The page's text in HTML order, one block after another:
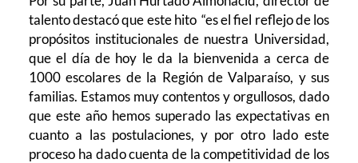
talento destacó que este hito “es el fiel reflejo de los
propósitos institucionales de nuestra Universidad,
que el día de hoy le da la bienvenida a cerca de
1000 escolares de la Región de Valparaíso, y sus
familias. Estamos muy contentos y orgullosos, dado
que este año hemos superado las expectativas en
cuanto a las postulaciones, y por otro lado este
proceso ha dado cuenta de la competitividad de los